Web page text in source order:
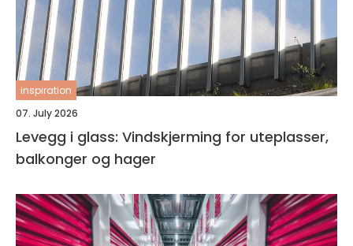
inspiration
07. July 2026
Levegg i glass: Vindskjerming for uteplasser,
balkonger og hager